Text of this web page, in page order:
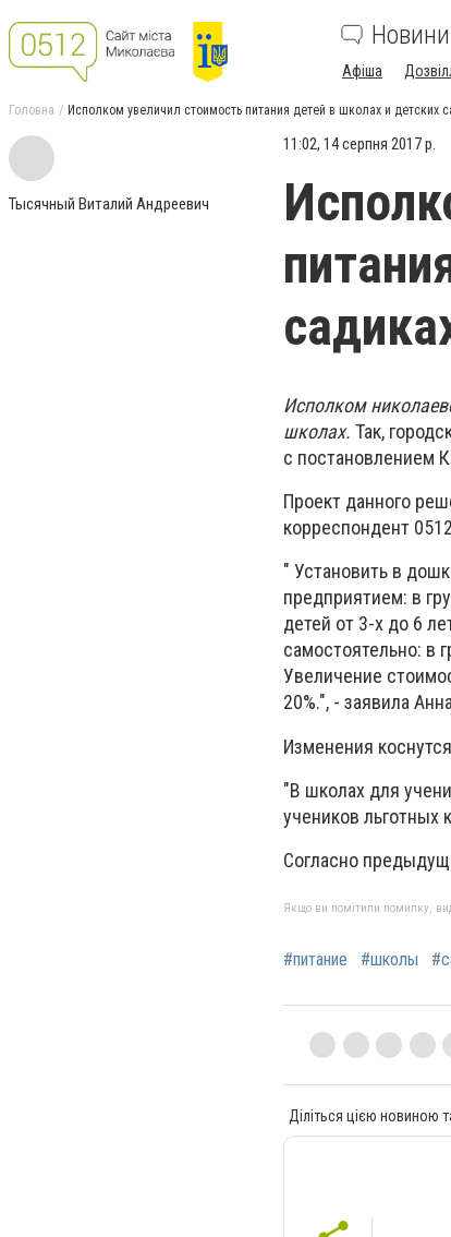
Новини
Афіша
Головна Исполком увеличил стоимость питания детей в школах и детских
Тысячный Виталий Андреевич
11:02, 14 серпня 2017 р.
Исполком
школах. Так,
с постановлением
Проект данного
корреспондент
" Установить в
предприятием: в
детей от 3-х до 6
самостоятельно: в
Увеличение
20%.", - заявила
Изменения
"В школах для
учеников льготных
Согласно
Якщо ви помітили помилку,
#питание #школы
Діліться цією новиною